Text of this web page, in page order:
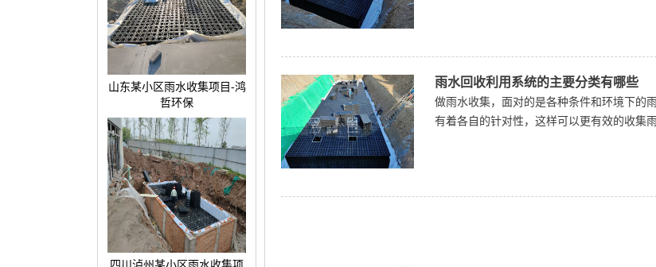
山东某小区雨水收集项目-鸿
哲环保
雨水回收利用系统的主要分类有哪些
做雨水收集，面对的是各种条件和环境下的
有着各自的针对性，这样可以更有效的收集雨